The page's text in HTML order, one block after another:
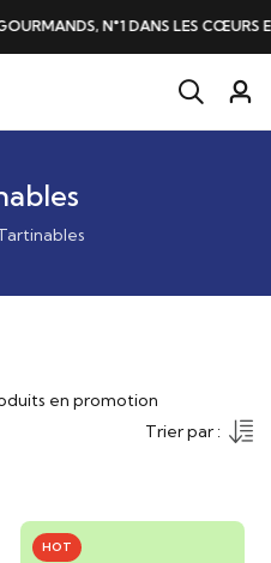
N°1 DANS LES CŒURS ET
en promotion
Trier par :
HOT